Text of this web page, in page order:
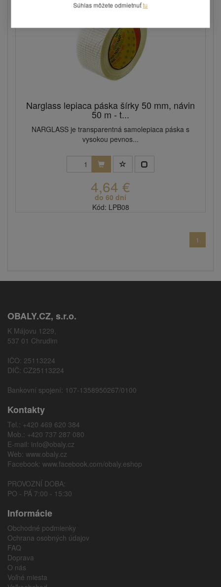
Narglass lepiaca páska šírky 50 mm, návin
50 m - t...
NARGLASS je transparentná samolepiaca páska s
vysokou pevnos...
4,64 €
do 60 dní
Kód: LPB08
1
OBALY.CZ, s.r.o.
K Májovu 1229,
537 01 Chrudim
IČO: 25113224
DIČ: CZ25113224
Bankovní spojení: 107-1358950267/0100
Kontakty
Tel.: +420 469 620 384
Mob.: +420 737 287 080
E-mail: info@obaly.cz
Web: www.obaly.cz
Facebook: www.facebook.com/obaly.eshop
PROVOZNÍ DOBA:
PO - PÁ 7:00 - 15:30
Informácie
Obchodné podmienky
Ochrana osobných údajov
FAQ
Doprava
O nás
Voľné miesta
Súhlas môžete odmietnuťtu